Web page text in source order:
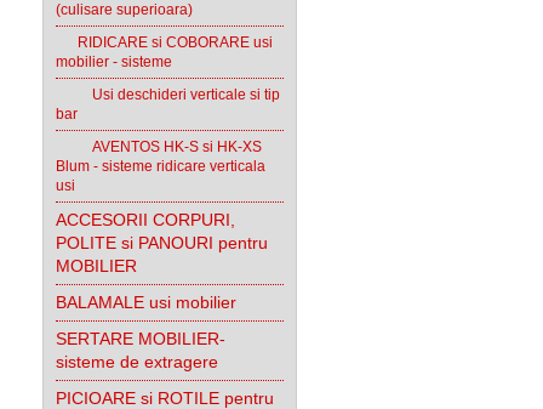
(culisare superioara)
RIDICARE si COBORARE usi
mobilier - sisteme
Usi deschideri verticale si tip
bar
AVENTOS HK-S si HK-XS
Blum - sisteme ridicare verticala
usi
ACCESORII CORPURI,
POLITE si PANOURI pentru
MOBILIER
BALAMALE usi mobilier
SERTARE MOBILIER-
sisteme de extragere
PICIOARE si ROTILE pentru